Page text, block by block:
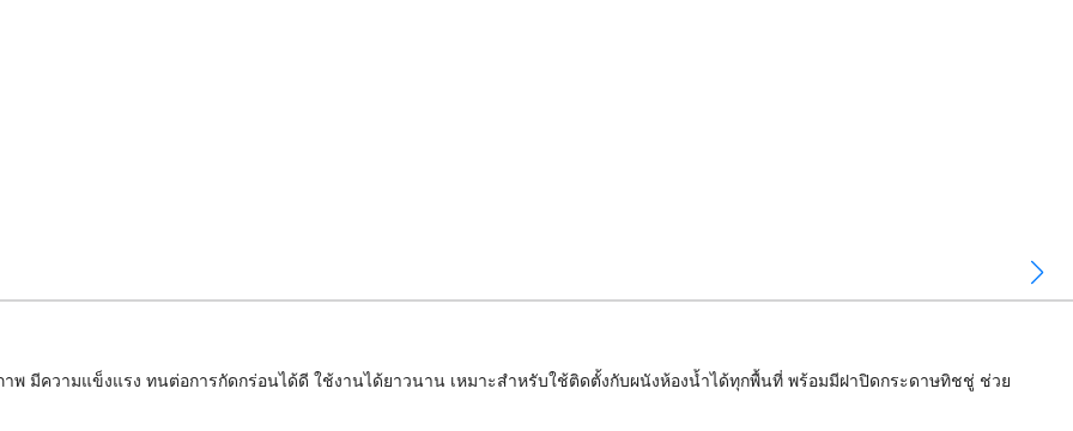
พ มีความแข็งแรง ทนต่อการกัดกร่อนได้ดี ใช้งานได้ยาวนาน เหมาะสำหรับใช้ติดตั้งกับผนังห้องน้ำได้ทุกพื้นที่ พร้อมมีฝาปิดกระดาษทิชชู่ ช่วย